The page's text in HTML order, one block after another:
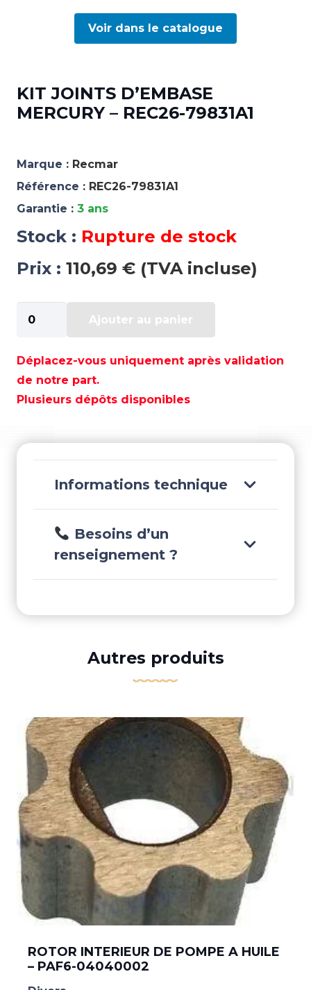
Voir dans le catalogue
KIT JOINTS D’EMBASE
MERCURY – REC26-79831A1
Marque : Recmar
Référence : REC26-79831A1
Garantie : 3 ans
Stock : Rupture de stock
Prix : 110,69 € (TVA incluse)
de
JOINTS
D'EMBASE
MERCURY
79831A1
Ajouter au panier
Déplacez-vous uniquement après validation
de notre part.
Plusieurs dépôts disponibles
Informations technique
Besoins d’un
renseignement ?
Autres produits
ROTOR INTERIEUR DE POMPE A HUILE
– PAF6-04040002